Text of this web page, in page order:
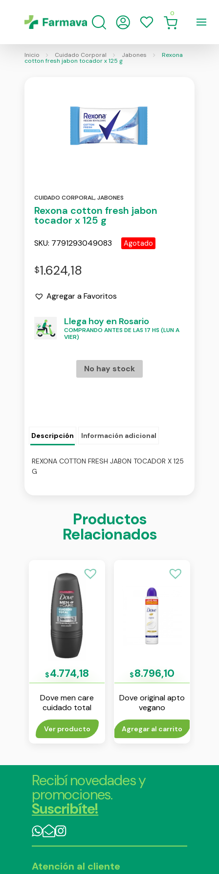
0
Inicio Cuidado Corporal Jabones Rexona
cotton fresh jabon tocador x 125 g
CUIDADO CORPORAL,JABONES
Rexona cotton fresh jabon
tocador x 125 g
SKU: 7791293049083 Agotado
$1.624,18
Agregar a Favoritos
Llega hoy en Rosario
COMPRANDO ANTES DE LAS 17 HS (LUN A
VIER)
No hay stock
Descripción Información adicional
REXONA COTTON FRESH JABON TOCADOR X 125
G
Productos
Relacionados
$4.774,18
Dove men care
cuidado total
antitranspirante
roll on x 50 ml
Ver producto
$8.796,10
Dove original apto
vegano
antitranspirante en
aerosol x 250 ml
Agregar al carrito
Recibí novedades y
promociones.
Suscribíte!
Atención al cliente